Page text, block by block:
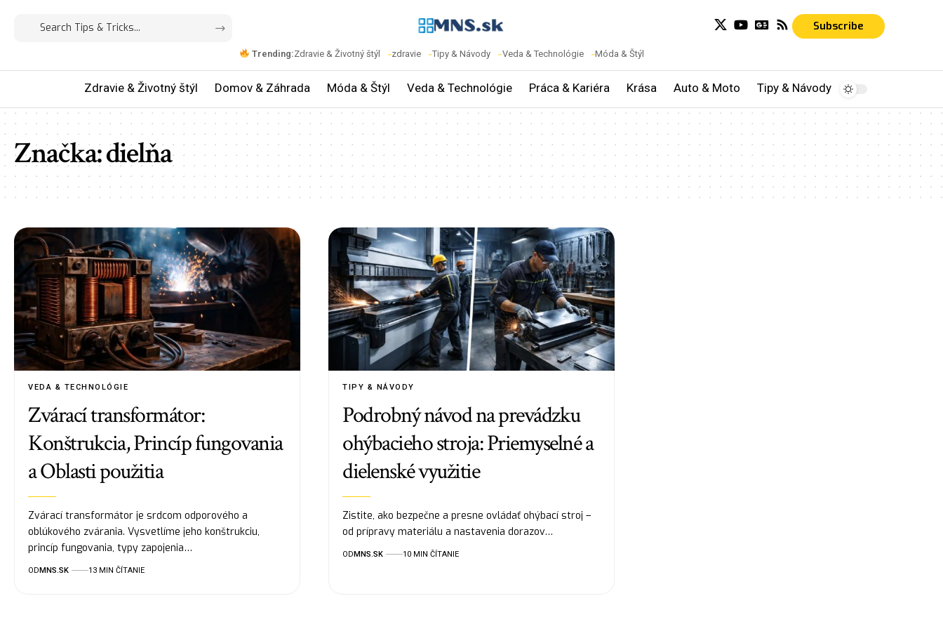
Trending:Zdravie & Životný štýl zdravie Tipy & Návody Veda & Technológie Móda & Štýl
Subscribe
Zdravie & Životný štýl Domov & Záhrada Móda & Štýl Veda & Technológie Práca & Kariéra Krása Auto & Moto Tipy & Návody
Značka:dielňa
VEDA & TECHNOLÓGIE
Zvárací transformátor:
Konštrukcia, Princíp fungovania
a Oblasti použitia
Zvárací transformátor je srdcom odporového a
oblúkového zvárania. Vysvetlíme jeho konštrukciu,
princíp fungovania, typy zapojenia…
ODMNS.SK 13 MIN ČÍTANIE
TIPY & NÁVODY
Podrobný návod na prevádzku
ohýbacieho stroja: Priemyselné a
dielenské využitie
Zistite, ako bezpečne a presne ovládať ohýbací stroj –
od prípravy materiálu a nastavenia dorazov…
ODMNS.SK 10 MIN ČÍTANIE